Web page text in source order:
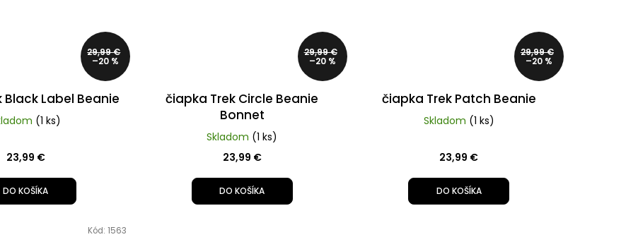
29,99 €
–20 %
Black Label Beanie
(1 ks)
23,99 €
DO KOŠÍKA
29,99 €
–20 %
čiapka Trek Circle Beanie
Bonnet
Skladom (1 ks)
23,99 €
DO KOŠÍKA
29,99 €
–20 %
čiapka Trek Patch Beanie
Skladom (1 ks)
23,99 €
DO KOŠÍKA
Kód:1563